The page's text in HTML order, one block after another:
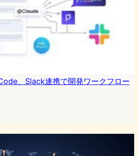
、Slack連携で開発ワークフロー